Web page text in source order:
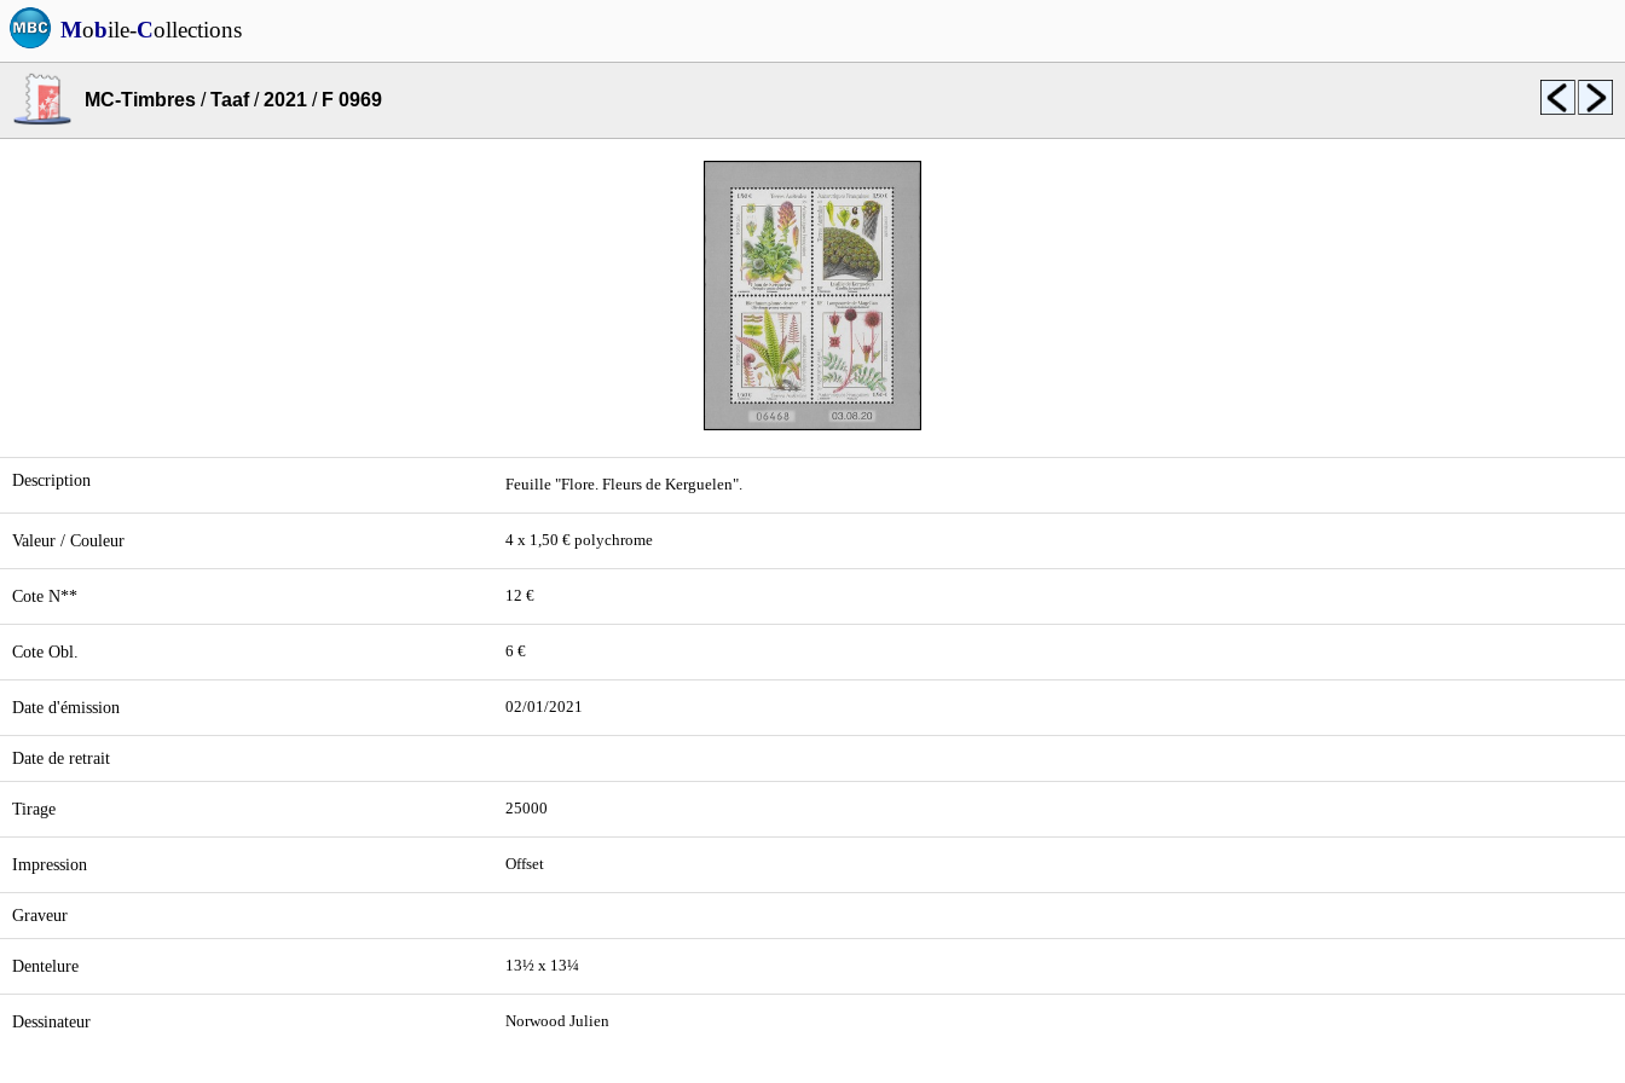
Mobile-Collections
MC-Timbres /Taaf/2021 / F 0969
Description Feuille "Flore. Fleurs de Kerguelen".
Valeur / Couleur 4 x 1,50 € polychrome
Cote N** 12 €
Cote Obl. 6 €
Date d'émission 02/01/2021
Date de retrait
Tirage 25000
Impression Offset
Graveur
Dentelure 13½ x 13¼
Dessinateur Norwood Julien